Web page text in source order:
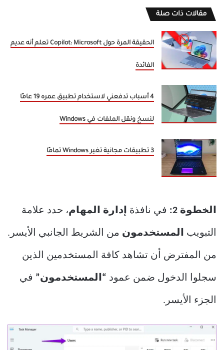
مقالات ذات صلة
الحقيقة المرة حول Copilot: Microsoft تعلم أنه عديم
الفائدة
4 أسباب تدفعني لاستخدام تطبيق عمره 19 عامًا
لنسخ ونقل الملفات في Windows
3 تطبيقات مجانية تغير Windows تمامًا
الخطوة 2: في نافذة إدارة المهام، حدد علامة
التبويب المستخدمون من الشريط الجانبي الأيسر.
من المفترض أن تشاهد كافة المستخدمين الذين
سجلوا الدخول ضمن عمود “المستخدمون” في
الجزء الأيسر.